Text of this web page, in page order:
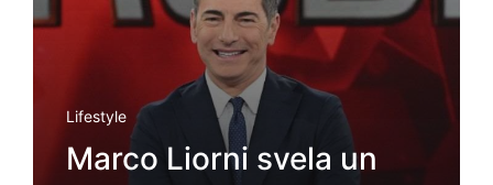
Lifestyle
Marco Liorni svela un